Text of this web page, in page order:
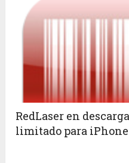
RedLaser en
limitado para